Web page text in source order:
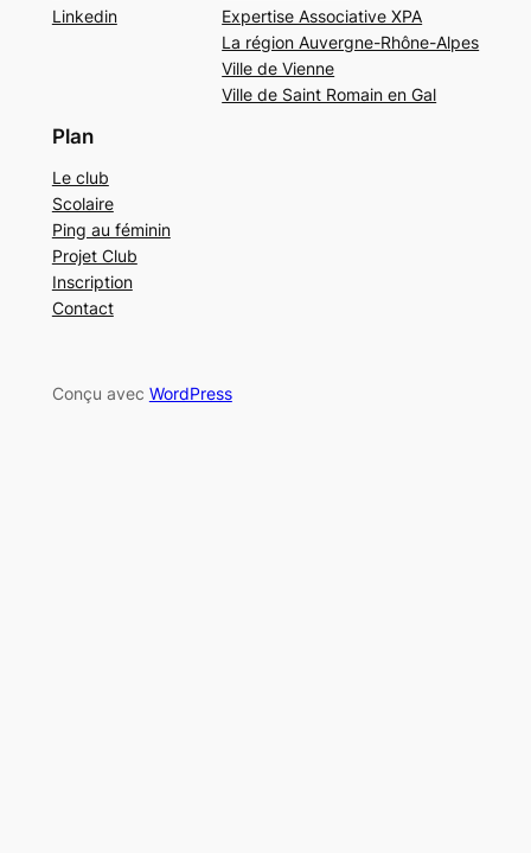
Linkedin
Expertise Associative XPA
La région Auvergne-Rhône-Alpes
Ville de Vienne
Ville de Saint Romain en Gal
Plan
Le club
Scolaire
Ping au féminin
Projet Club
Inscription
Contact
Conçu avec WordPress